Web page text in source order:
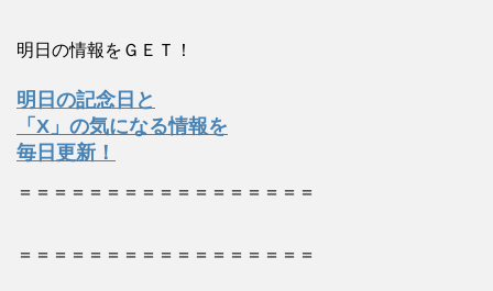
明日の情報をＧＥＴ！
明日の記念日と
「X」の気になる情報を
毎日更新！
＝＝＝＝＝＝＝＝＝＝＝＝＝＝＝＝＝
＝＝＝＝＝＝＝＝＝＝＝＝＝＝＝＝＝